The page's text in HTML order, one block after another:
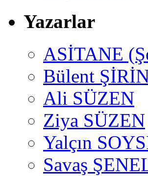
Yazarlar
ASİTANE
Bülent
Ali SÜZEN
Ziya SÜZEN
Yalçın
Savaş